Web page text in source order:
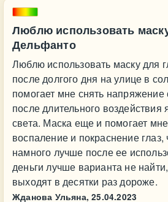
Люблю использовать
Дельфанто
Люблю использовать маску для
после долгого дня на улице в
помогает мне снять напряжение
после длительного воздействия
света. Маска еще и помогает
воспаление и покраснение глаз,
намного лучше после ее
деньги лучше варианта не
выходят в десятки раз дороже.
Жданова Ульяна, 25.04.2023